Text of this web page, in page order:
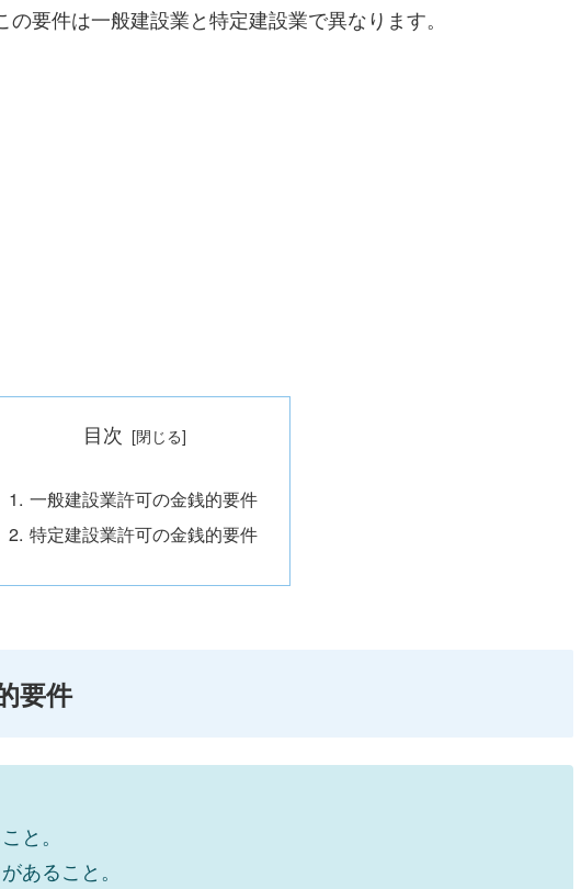
要件は一般建設業と特定建設業で異なります。
目次
一般建設業許可の金銭的要件
特定建設業許可の金銭的要件
要件
と。
ること。